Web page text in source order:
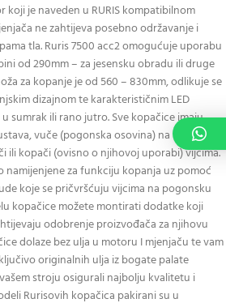
je naveden u RURIS kompatibilnom
ne zahtijeva posebno održavanje i
tla. Ruris 7500 acc2 omogućuje uporabu
od 290mm – za jesensku obradu ili druge
za kopanje je od 560 – 830mm, odlikuje se
dizajnom te karakterističnim LED
sumrak ili rano jutro. Sve kopačice imaju
vuče (pogonska osovina) na koju su
ili kopači (ovisno o njihovoj uporabi) vijcima.
namijenjene za funkciju kopanja uz pomoć
koje se pričvršćuju vijcima na pogonsku
kopačice možete montirati dodatke koji
odobrenje proizvođača za njihovu
dolaze bez ulja u motoru I mjenjaču te vam
originalnih ulja iz bogate palate
stroju osigurali najbolju kvalitetu i
Rurisovih kopačica pakirani su u